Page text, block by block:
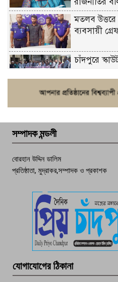
মতলব
ব্যবসায়ী
চাঁদপুরে
পচা
তরুণের
বেঁচে নেই,
সম্পাদক মন্ডলী
বোরহান উদ্দিন ডালিম
প্রতিষ্ঠাতা, মুদ্রাকর,সম্পাদক ও প্রকাশক
যোগাযোগের ঠিকানা